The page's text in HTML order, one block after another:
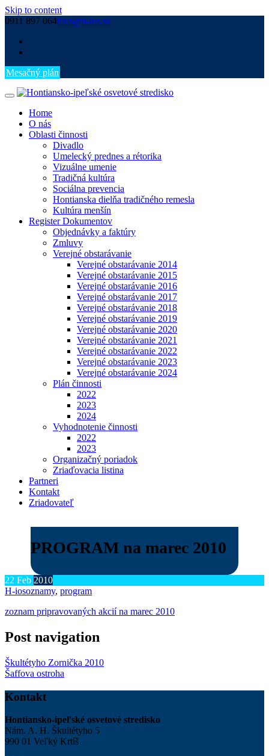
Skip to content
0911 897 064hios@h-ios.sk
Mesačný plán
Home
O nás
Oblasti činnosti
Divadlo
Umelecký prednes a rétorika
Vizuálne umenie
Tradičná kultúra
Sociálna prevencia
Hontianska dielňa tradičného remesla
Kultúra menšín
Register Dokumentov
Objednávky a faktúry
Zmluvy
Verejné obstarávanie
Verejné obstarávanie 2014
Verejné obstarávanie 2015
Verejné obstarávanie 2016
Verejné obstarávanie 2017
Verejné obstarávanie 2018
Verejné obstarávanie 2019
Verejné obstarávanie 2020
Verejné obstarávanie 2021
Verejné obstarávanie 2022
Verejné obstarávanie 2023
Verejné obstarávanie 2024
Plán činnosti
2022
2023
2024
Vyhodnotenie činnosti
2022
2023
Organizačný poriadok
Zriaďovacia listina
Partneri
Kontakt
Zriadovateľ
PROGRAM na marec 2010
22 Feb 2010
H-iosoznamy, program
zoznam pripravovaných akcií na marec 2010
Post navigation
Škultétyho Zornička 2010
Šaffova ostroha
Kontakt
Hontiansko-ipeľské osvetové stredisko
Nám. A. H. Škultétyho 5
990 01 Veľký Krtíš